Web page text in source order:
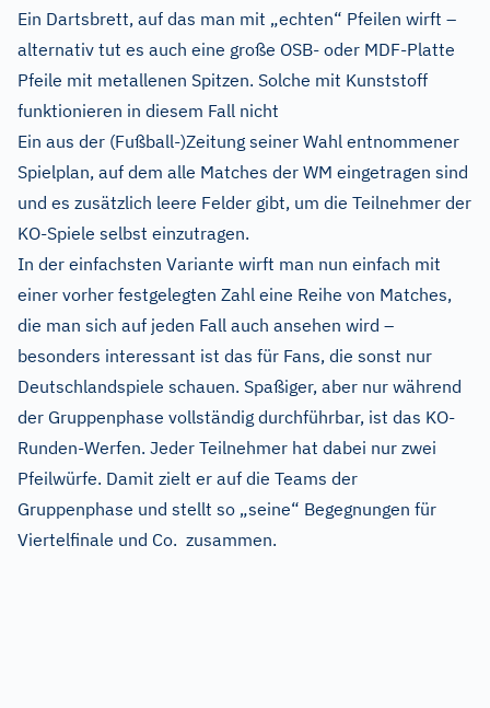
Ein Dartsbrett, auf das man mit „echten“ Pfeilen wirft –
alternativ tut es auch eine große OSB- oder MDF-Platte
Pfeile mit metallenen Spitzen. Solche mit Kunststoff
funktionieren in diesem Fall nicht
Ein aus der (Fußball-)Zeitung seiner Wahl entnommener
Spielplan, auf dem alle Matches der WM eingetragen sind
und es zusätzlich leere Felder gibt, um die Teilnehmer der
KO-Spiele selbst einzutragen.
In der einfachsten Variante wirft man nun einfach mit
einer vorher festgelegten Zahl eine Reihe von Matches,
die man sich auf jeden Fall auch ansehen wird –
besonders interessant ist das für Fans, die sonst nur
Deutschlandspiele schauen. Spaßiger, aber nur während
der Gruppenphase vollständig durchführbar, ist das KO-
Runden-Werfen. Jeder Teilnehmer hat dabei nur zwei
Pfeilwürfe. Damit zielt er auf die Teams der
Gruppenphase und stellt so „seine“ Begegnungen für
Viertelfinale und Co. zusammen.